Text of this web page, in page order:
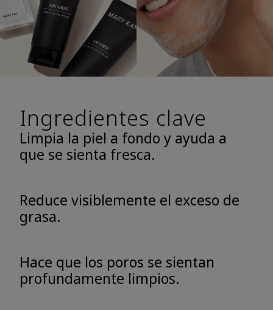
Ingredientes clave
Limpia la piel a fondo y ayuda a
que se sienta fresca.
Reduce visiblemente el exceso de
grasa.
Hace que los poros se sientan
profundamente limpios.